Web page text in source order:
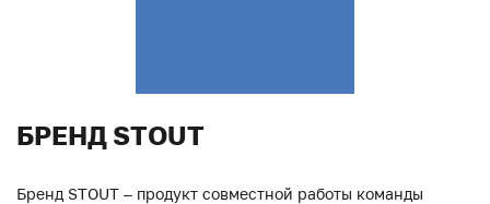
БРЕНД STOUT
Бренд STOUT – продукт совместной работы команды